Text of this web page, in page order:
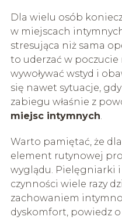
Dla wielu osób
w miejscach
stresująca niż sama
to uderzać w
wywoływać wstyd i
się nawet sytuacje,
zabiegu właśnie z
miejsc intymnych.
Warto pamiętać, że
element rutynowej
wyglądu. Pielęgniarki
czynności wiele razy
zachowaniem
dyskomfort, powiedz o